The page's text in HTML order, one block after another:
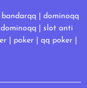
bandarqq
dominoqq
dominoqq
slot anti
poker qq poker